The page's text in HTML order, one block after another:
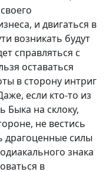
и двигаться в
возникать будут
справляться с
оставаться
в сторону интриг
если кто-то из
Быка на склоку,
не вестись
драгоценные силы
знака
в